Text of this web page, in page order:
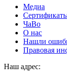
Медиа
ЧаВо
О нас
Нашли
Правовая
Наш адрес: